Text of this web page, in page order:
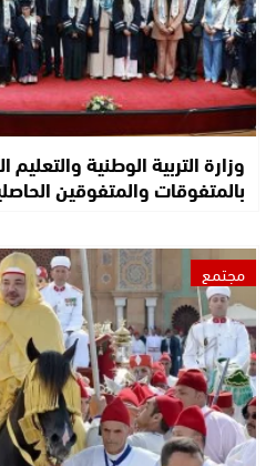
وزارة التربية الوطنية
بالمتفوقات والمتفوقين
مجتمع